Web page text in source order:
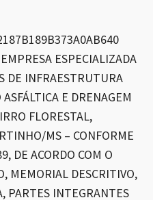
ESPECIALIZADA
DE INFRAESTRUTURA
E DRENAGEM
FLORESTAL,
MS – CONFORME
DE ACORDO COM O
MEMORIAL DESCRITIVO,
PARTES INTEGRANTES